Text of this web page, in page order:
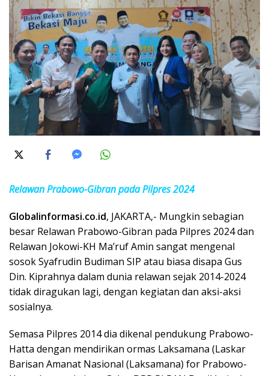
Relawan Prabowo-Gibran pada Pilpres 2024
Globalinformasi.co.id, JAKARTA,- Mungkin sebagian
besar Relawan Prabowo-Gibran pada Pilpres 2024 dan
Relawan Jokowi-KH Ma’ruf Amin sangat mengenal
sosok Syafrudin Budiman SIP atau biasa disapa Gus
Din. Kiprahnya dalam dunia relawan sejak 2014-2024
tidak diragukan lagi, dengan kegiatan dan aksi-aksi
sosialnya.
Semasa Pilpres 2014 dia dikenal pendukung Prabowo-
Hatta dengan mendirikan ormas Laksamana (Laskar
Barisan Amanat Nasional (Laksamana) for Prabowo-